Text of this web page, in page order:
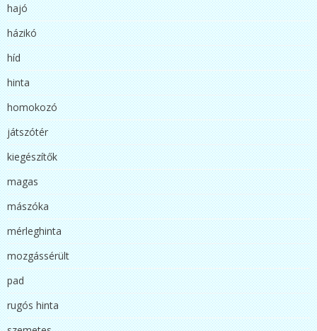
hajó
házikó
híd
hinta
homokozó
játszótér
kiegészítők
magas
mászóka
mérleghinta
mozgássérült
pad
rugós hinta